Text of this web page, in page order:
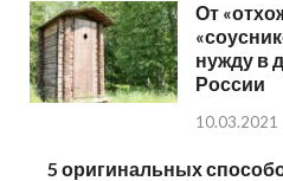
От
нужду в
России
10.03.2021
5 оригинальных